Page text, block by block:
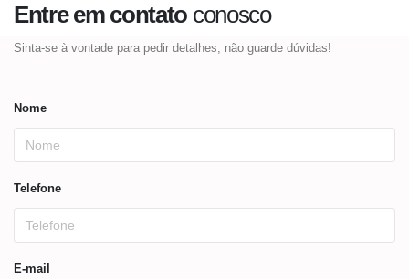
Entre em contato conosco
Sinta-se à vontade para pedir detalhes, não guarde dúvidas!
Nome
Telefone
E-mail